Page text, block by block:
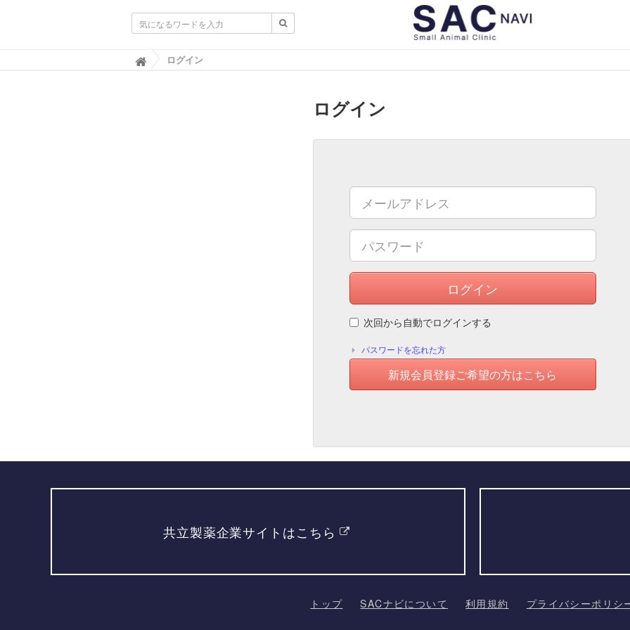
SAC NAVI｜共立製薬
ログイン
ログイン
ログイン
次回から自動でログインする
パスワードを忘れた方
新規会員登録ご希望の方はこちら
共立製薬企業サイトはこちら
トップ SACナビについて 利用規約 プライバシーポリシ